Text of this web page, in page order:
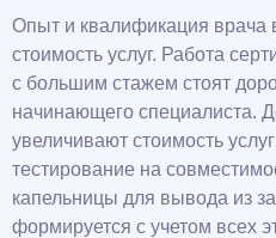
Опыт и квалификация врача
стоимость услуг. Работа
с большим стажем стоят
начинающего специалиста.
увеличивают стоимость
тестирование на
капельницы для вывода из
формируется с учетом всех